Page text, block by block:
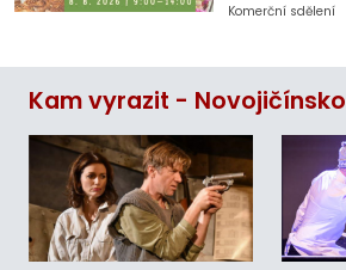
Komerční sdělení
Kam vyrazit - Novojičínsko